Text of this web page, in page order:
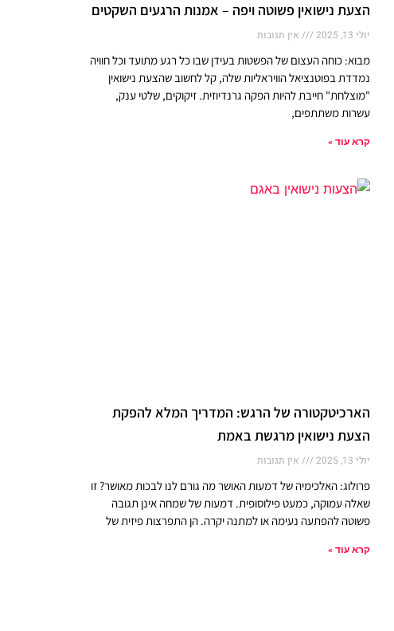
הצעת נישואין פשוטה ויפה – אמנות הרגעים השקטים
יולי 13, 2025 אין תגובות
מבוא: כוחה העצום של הפשטות בעידן שבו כל רגע מתועד וכל חוויה
נמדדת בפוטנציאל הוויראליות שלה, קל לחשוב שהצעת נישואין
"מוצלחת" חייבת להיות הפקה גרנדיוזית. זיקוקים, שלטי ענק,
עשרות משתתפים,
קרא עוד »
הארכיטקטורה של הרגש: המדריך המלא להפקת
הצעת נישואין מרגשת באמת
יולי 13, 2025 אין תגובות
פרולוג: האלכימיה של דמעות האושר מה גורם לנו לבכות מאושר? זו
שאלה עמוקה, כמעט פילוסופית. דמעות של שמחה אינן תגובה
פשוטה להפתעה נעימה או למתנה יקרה. הן התפרצות פיזית של
קרא עוד »